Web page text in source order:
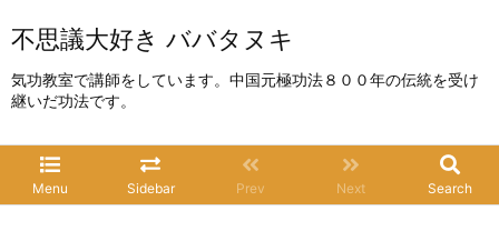
不思議大好き ババタヌキ
気功教室で講師をしています。中国元極功法８００年の伝統を受け
継いだ功法です。
Menu Sidebar Prev Next Search